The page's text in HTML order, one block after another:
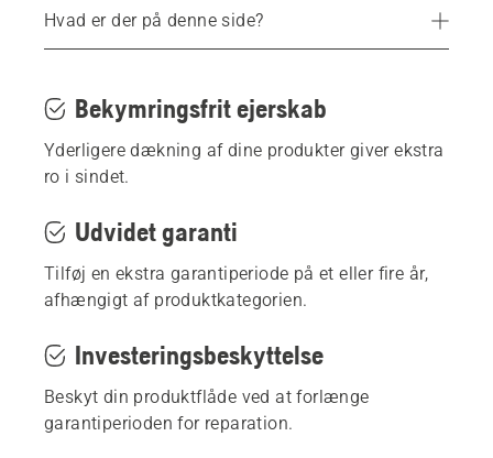
Hvad er der på denne side?
Medfølgende produkter
Bekymringsfrit ejerskab
Yderligere dækning af dine produkter giver ekstra
ro i sindet.
Udvidet garanti
Tilføj en ekstra garantiperiode på et eller fire år,
afhængigt af produktkategorien.
Investeringsbeskyttelse
Beskyt din produktflåde ved at forlænge
garantiperioden for reparation.